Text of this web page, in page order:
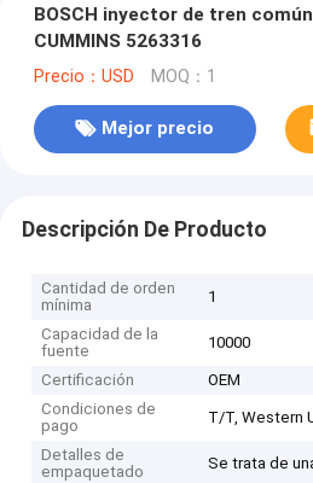
BOSCH inyector de tren
CUMMINS 5263316
Precio：USD MOQ：1
Mejor precio
Descripción De Producto
Cantidad de orden
mínima
1
Capacidad de la
fuente
10000
Certificación
OEM
Condiciones de
pago
T/T, Western
Detalles de
empaquetado
Se trata de